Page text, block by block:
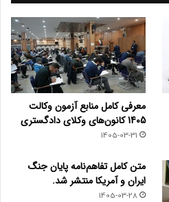
معرفی کامل منابع آزمون وکالت
1405 کانون‌های وکلای دادگستری
1405-03-31
متن کامل تفاهم‌نامه پایان جنگ
ایران و آمریکا منتشر شد.
1405-03-28